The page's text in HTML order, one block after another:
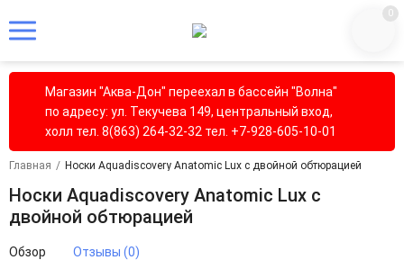
0
Магазин "Аква-Дон" переехал в бассейн "Волна"
по адресу: ул. Текучева 149, центральный вход,
холл тел. 8(863) 264-32-32 тел. +7-928-605-10-01
Главная / Носки Aquadiscovery Anatomic Lux c двойной обтюрацией
Носки Aquadiscovery Anatomic Lux c
двойной обтюрацией
Обзор Отзывы (0)